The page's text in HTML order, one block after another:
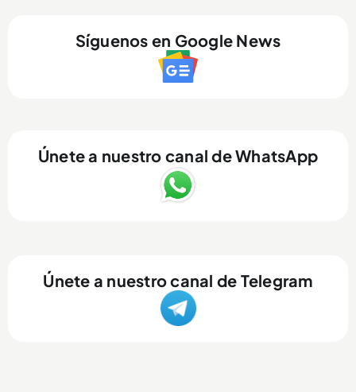
Síguenos en Google News
Únete a nuestro canal de WhatsApp
Únete a nuestro canal de Telegram